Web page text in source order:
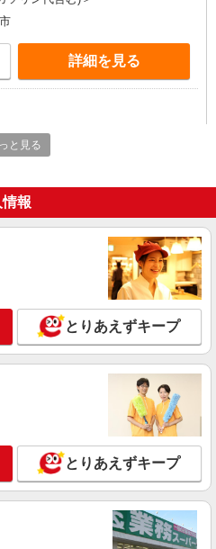
詳細を見る
看護助手＊日払いOK！推し活の
ット◎
ソリン代含む)＞
詳細を見る
の看護師＊日払いOK！推し活の
ット◎
円〜2500円＜交通費全額支給(ガソリ
詳細を見る
タイパ重視で稼げる看護助手＊無
と見る
報
とりあえずキープ
とりあえずキープ